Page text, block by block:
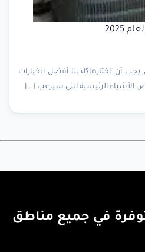
2025
أن تختارها؟لدينا أفضل الخيارات
في جميع مناطق